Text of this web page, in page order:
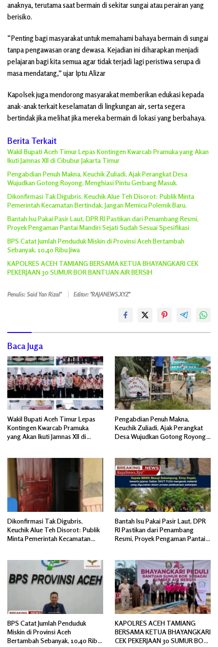
anaknya, terutama saat bermain di sekitar sungai atau perairan yang
berisiko.
“Penting bagi masyarakat untuk memahami bahaya bermain di sungai
tanpa pengawasan orang dewasa. Kejadian ini diharapkan menjadi
pelajaran bagi kita semua agar tidak terjadi lagi peristiwa serupa di
masa mendatang,” ujar Iptu Alizar
Kapolsek juga mendorong masyarakat memberikan edukasi kepada
anak-anak terkait keselamatan di lingkungan air, serta segera
bertindak jika melihat jika mereka bermain di lokasi yang berbahaya.
Berita Terkait
Wakil Bupati Aceh Timur Lepas Kontingen Kwarcab Pramuka yang Akan
Ikuti Jamnas XII di Cibubur Jakarta Timur
Pengabdian Penuh Makna, Keuchik Zuliadi, Ajak Perangkat Desa
Wujudkan Gotong Royong, Menghiasi Pintu Gerbang Masuk.
Dikonfirmasi Tak Digubris, Keuchik Alue Teh Disorot: Publik Minta
Pemerintah Kecamatan Bertindak, Jangan Memicu Polemik Baru.
Bantah Isu Pakai Pasir Laut, DPR RI Pastikan dari Penambang Resmi,
Proyek Pengaman Pantai Mandiri Sejati Sudah Sesuai Spesifikasi
BPS Catat Jumlah Penduduk Miskin di Provinsi Aceh Bertambah
Sebanyak, 10,40 Ribu Jiwa
KAPOLRES ACEH TAMIANG BERSAMA KETUA BHAYANGKARI CEK
PEKERJAAN 30 SUMUR BOR BANTUAN AIR BERSIH
Penulis: Said Yan Rizal" Editor: "RAJANEWS.XYZ"
Baca Juga
Wakil Bupati Aceh Timur Lepas
Kontingen Kwarcab Pramuka
yang Akan Ikuti Jamnas XII di
Pengabdian Penuh Makna,
Keuchik Zuliadi, Ajak Perangkat
Desa Wujudkan Gotong Royong,
Dikonfirmasi Tak Digubris,
Keuchik Alue Teh Disorot: Publik
Minta Pemerintah Kecamatan
Bantah Isu Pakai Pasir Laut, DPR
RI Pastikan dari Penambang
Resmi, Proyek Pengaman Pantai
BPS Catat Jumlah Penduduk
Miskin di Provinsi Aceh
Bertambah Sebanyak, 10,40 Ribu
KAPOLRES ACEH TAMIANG
BERSAMA KETUA BHAYANGKARI
CEK PEKERJAAN 30 SUMUR BOR